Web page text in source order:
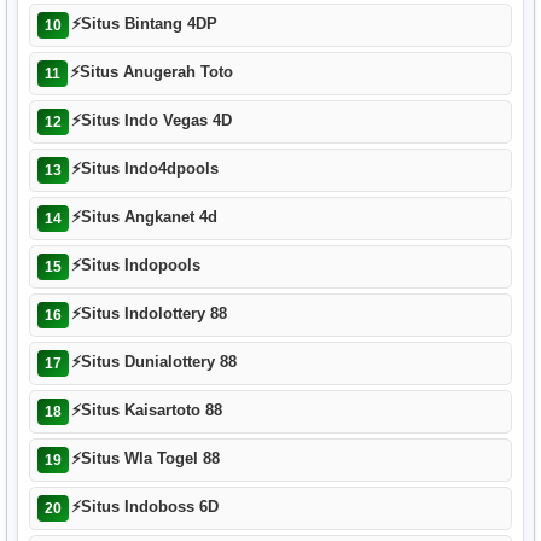
10 ⚡Situs Bintang 4DP
11 ⚡Situs Anugerah Toto
12 ⚡Situs Indo Vegas 4D
13 ⚡Situs Indo4dpools
14 ⚡Situs Angkanet 4d
15 ⚡Situs Indopools
16 ⚡Situs Indolottery 88
17 ⚡Situs Dunialottery 88
18 ⚡Situs Kaisartoto 88
19 ⚡Situs Wla Togel 88
20 ⚡Situs Indoboss 6D